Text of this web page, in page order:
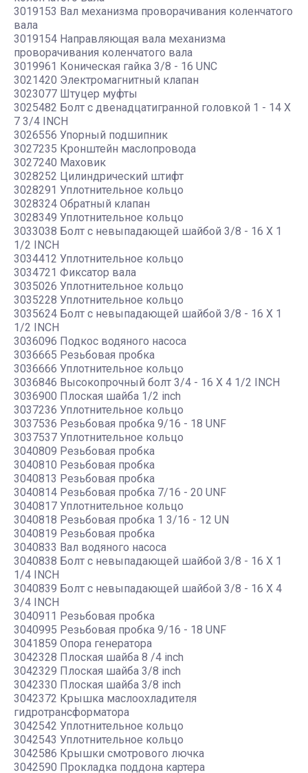
3019153 Вал механизма проворачивания коленчатого
вала
3019154 Направляющая вала механизма
проворачивания коленчатого вала
3019961 Коническая гайка 3/8 - 16 UNC
3021420 Электромагнитный клапан
3023077 Штуцер муфты
3025482 Болт с двенадцатигранной головкой 1 - 14 X
7 3/4 INCH
3026556 Упорный подшипник
3027235 Кронштейн маслопровода
3027240 Маховик
3028252 Цилиндрический штифт
3028291 Уплотнительное кольцо
3028324 Обратный клапан
3028349 Уплотнительное кольцо
3033038 Болт с невыпадающей шайбой 3/8 - 16 X 1
1/2 INCH
3034412 Уплотнительное кольцо
3034721 Фиксатор вала
3035026 Уплотнительное кольцо
3035228 Уплотнительное кольцо
3035624 Болт с невыпадающей шайбой 3/8 - 16 X 1
1/2 INCH
3036096 Подкос водяного насоса
3036665 Резьбовая пробка
3036666 Уплотнительное кольцо
3036846 Высокопрочный болт 3/4 - 16 X 4 1/2 INCH
3036900 Плоская шайба 1/2 inch
3037236 Уплотнительное кольцо
3037536 Резьбовая пробка 9/16 - 18 UNF
3037537 Уплотнительное кольцо
3040809 Резьбовая пробка
3040810 Резьбовая пробка
3040813 Резьбовая пробка
3040814 Резьбовая пробка 7/16 - 20 UNF
3040817 Уплотнительное кольцо
3040818 Резьбовая пробка 1 3/16 - 12 UN
3040819 Резьбовая пробка
3040833 Вал водяного насоса
3040838 Болт с невыпадающей шайбой 3/8 - 16 X 1
1/4 INCH
3040839 Болт с невыпадающей шайбой 3/8 - 16 X 4
3/4 INCH
3040911 Резьбовая пробка
3040995 Резьбовая пробка 9/16 - 18 UNF
3041859 Опора генератора
3042328 Плоская шайба 8 /4 inch
3042329 Плоская шайба 3/8 inch
3042330 Плоская шайба 3/8 inch
3042372 Крышка маслоохладителя
гидротрансформатора
3042542 Уплотнительное кольцо
3042543 Уплотнительное кольцо
3042586 Крышки смотрового лючка
3042590 Прокладка поддона картера